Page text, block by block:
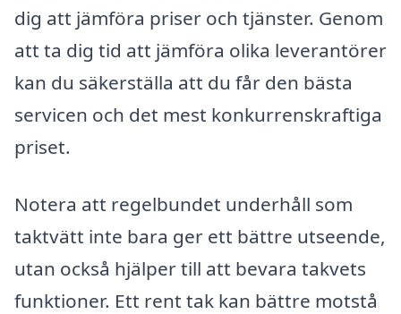
dig att jämföra priser och tjänster. Genom
att ta dig tid att jämföra olika leverantörer
kan du säkerställa att du får den bästa
servicen och det mest konkurrenskraftiga
priset.
Notera att regelbundet underhåll som
taktvätt inte bara ger ett bättre utseende,
utan också hjälper till att bevara takvets
funktioner. Ett rent tak kan bättre motstå